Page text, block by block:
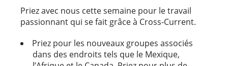
Priez avec nous cette semaine pour le travail
passionnant qui se fait grâce à Cross-Current.
Priez pour les nouveaux groupes associés
dans des endroits tels que le Mexique,